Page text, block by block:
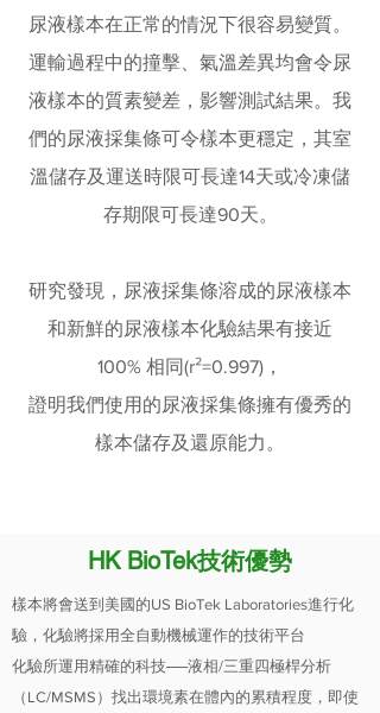
尿液樣本在正常的情況下很容易變質。
運輸過程中的撞擊、氣溫差異均會令尿
液樣本的質素變差，影響測試結果。我
們的尿液採集條可令樣本更穩定，其室
溫儲存及運送時限可長達14天或冷凍儲
存期限可長達90天。
研究發現，尿液採集條溶成的尿液樣本
和新鮮的尿液樣本化驗結果有接近
100% 相同(r²=0.997)，
證明我們使用的尿液採集條擁有優秀的
樣本儲存及還原能力。
HK BioTek技術優勢
樣本將會送到美國的US BioTek Laboratories進行化
驗，化驗將採用全自動機械運作的技術平台
化驗所運用精確的科技──液相/三重四極桿分析
（LC/MSMS）找出環境素在體內的累積程度，即使